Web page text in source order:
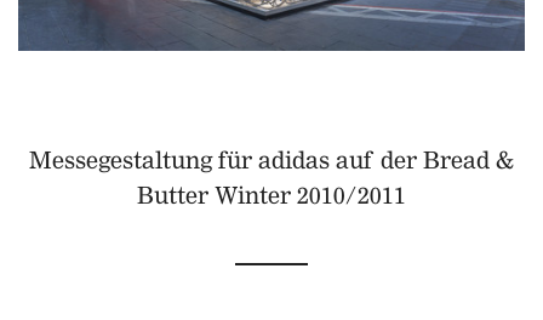
Messegestaltung für adidas auf der Bread &
Butter Winter 2010/2011